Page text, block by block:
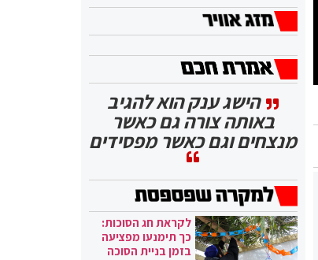
הישג ענק הוא להגיב
באותה צורה גם כאשר
מנצחים וגם כאשר מפסידים
לקראת חג הסוכות:
כך תימנעו מפציעה
בזמן בניית הסוכה